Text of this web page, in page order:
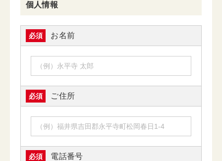
個人情報
必須 お名前
必須 ご住所
必須 電話番号